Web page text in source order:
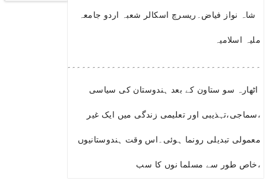
شاہ نواز فیاض۔ریسرچ اسکالر شعبہ اردو جامعہ
ملیہ اسلامیہ
اٹھارہ سو ستاون کے بعد ہندوستان کی سیاسی
،سماجی،تہذیبی اور تعلیمی زندگی میں ایک غیر
معمولی تبدیلی رونما ہوئی۔اس وقت ہندوستانیوں
،خاص طور سے مسلما نوں کا سب